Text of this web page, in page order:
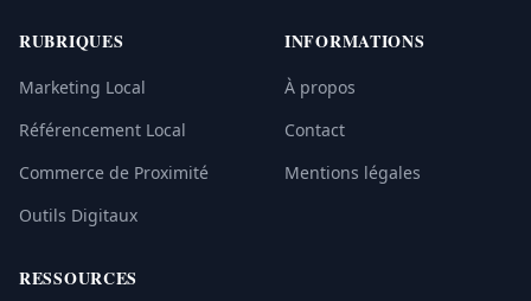
RUBRIQUES
Marketing Local
Référencement Local
Commerce de Proximité
Outils Digitaux
INFORMATIONS
À propos
Contact
Mentions légales
RESSOURCES